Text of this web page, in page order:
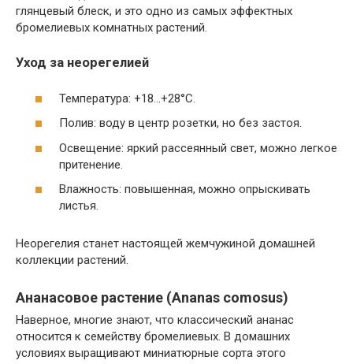
глянцевый блеск, и это одно из самых эффектных
бромелиевых комнатных растений.
Уход за неорегелией
Температура: +18…+28°C.
Полив: воду в центр розетки, но без застоя.
Освещение: яркий рассеянный свет, можно легкое
притенение.
Влажность: повышенная, можно опрыскивать
листья.
Неорегелия станет настоящей жемчужиной домашней
коллекции растений.
Ананасовое растение (Ananas comosus)
Наверное, многие знают, что классический ананас
относится к семейству бромелиевых. В домашних
условиях выращивают миниатюрные сорта этого